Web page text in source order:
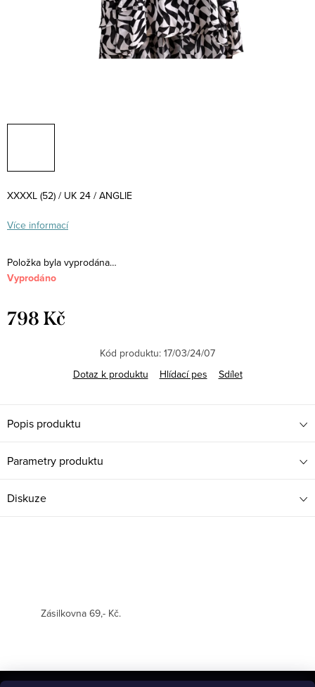
XXXXL (52) / UK 24 / ANGLIE
Více informací
Položka byla vyprodána…
Vyprodáno
798 Kč
Kód produktu: 17/03/24/07
Dotaz k produktu
Hlídací pes Sdílet
Popis produktu
Parametry produktu
Diskuze
Zásilkovna 69,- Kč.
Z